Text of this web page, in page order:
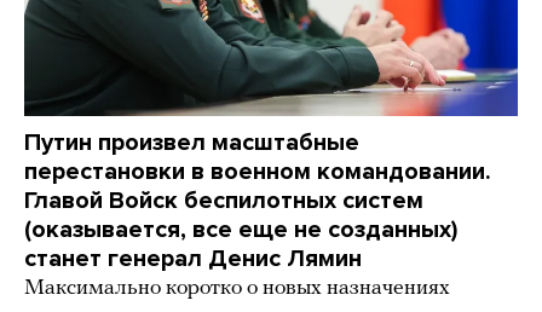
Путин произвел масштабные
перестановки в военном командовании.
Главой Войск беспилотных систем
(оказывается, все еще не созданных)
станет генерал Денис Лямин
Максимально коротко о новых назначениях